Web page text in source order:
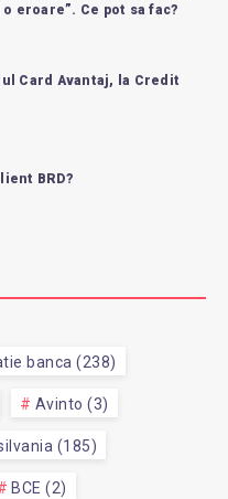
eroare”. Ce pot sa fac?
Card Avantaj, la Credit
BRD?
banca (238)
Avinto (3)
(185)
BCE (2)